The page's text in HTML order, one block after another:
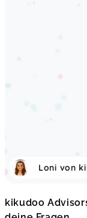
Loni von
kikudoo